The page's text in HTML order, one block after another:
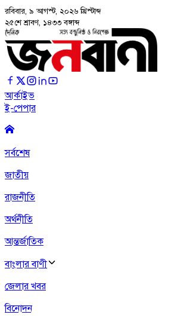
রবিবার, ৯ আগস্ট, ২০২৬ খ্রিস্টাব্দ
২৫শে শ্রাবণ, ১৪৩৩ বঙ্গাব্দ
আর্কাইভ
ই-পেপার
সর্বশেষ
জাতীয়
রাজনীতি
অর্থনীতি
আন্তর্জাতিক
বাংলার বাণী
জেলার খবর
বিনোদন